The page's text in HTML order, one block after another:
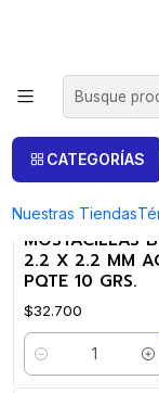
CATEGORÍAS
Nuestras Tiendas
Mostacillas
FILTROS
01112222 Promano
MOSTACILLAS
2.2 X 2.2 MM
PQTE 10 GRS.
$32.700
Cantidad